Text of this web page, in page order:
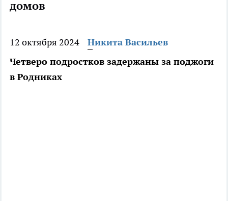
домов
12 октября 2024
Никита Васильев
Четверо подростков задержаны за поджоги
в Родниках